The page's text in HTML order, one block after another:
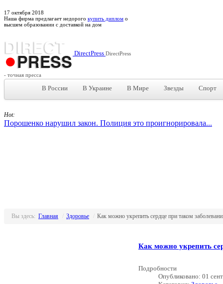
17 октября 2018
Наша фирма предлагает недорого купить диплом о
высшем образовании с доставкой на дом
DirectPress DirectPress
- точная пресса
В России В Украине В Мире Звезды Спорт
Hot:
Порошенко нарушил закон. Полиция это проигнорировала...
Вы здесь: Главная Здоровье Как можно укрепить сердце при таком
Как можно укрепить
Подробности
Опубликовано: 01